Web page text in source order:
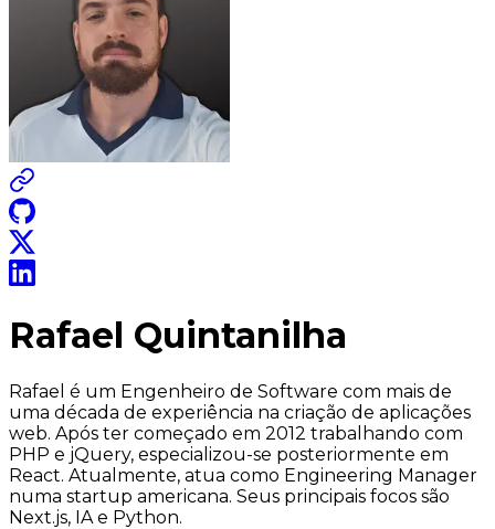
Rafael Quintanilha
Rafael é um Engenheiro de Software com mais de
uma década de experiência na criação de aplicações
web. Após ter começado em 2012 trabalhando com
PHP e jQuery, especializou-se posteriormente em
React. Atualmente, atua como Engineering Manager
numa startup americana. Seus principais focos são
Next.js, IA e Python.